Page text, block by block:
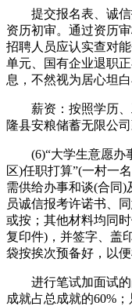
提交报名表、诚信
资历初审。通过资历
招聘人员应认实查对
单元、国有企业退职
息，不然视为居心坦白
薪资：按照学历、
隆县安粮储蓄无限公
(6)“大学生意愿办事
区)任职打算”(一村一
需供给办事和谈(合同)
员诚信报考许诺书、
或按；其他材料均同
复印件)，并签字、盖
袋按挨次预备好，以便
进行笔试加面试的
成就占总成就的60%